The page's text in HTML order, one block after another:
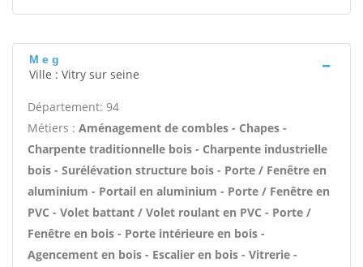
M e g
Ville : Vitry sur seine
Département: 94
Métiers : Aménagement de combles - Chapes -
Charpente traditionnelle bois - Charpente industrielle
bois - Surélévation structure bois - Porte / Fenêtre en
aluminium - Portail en aluminium - Porte / Fenêtre en
PVC - Volet battant / Volet roulant en PVC - Porte /
Fenêtre en bois - Porte intérieure en bois -
Agencement en bois - Escalier en bois - Vitrerie -